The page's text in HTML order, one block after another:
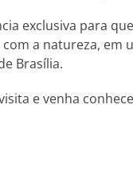
exclusiva para
a natureza, em
Brasília.
e venha